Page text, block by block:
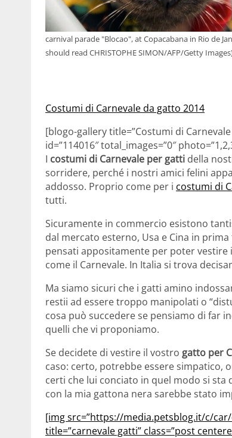
carnival parade "Blocao", at Copacabana in Rio de
should read CHRISTOPHE SIMON/AFP/Getty
Costumi di Carnevale da gatto 2014
[blogo-gallery title=”Costumi di
id=”114016″ total_images=”0″
I costumi di Carnevale per gatti della
sorridere, perché i nostri amici felini
addosso. Proprio come per i costumi di
tutti.
Sicuramente in commercio esistono
dal mercato esterno, Usa e Cina in
pensati appositamente per poter
come il Carnevale. In Italia si trova
Ma siamo sicuri che i gatti amino
restii ad essere troppo manipolati o
cosa può succedere se pensiamo di far
quelli che vi proponiamo.
Se decidete di vestire il vostro gatto per
caso: certo, potrebbe essere simpatico,
certi che lui conciato in quel modo si
con la mia gattona nera sarebbe stato
[img src=”https://media.petsblog.it/c/car/
title=”carnevale gatti” class=”post